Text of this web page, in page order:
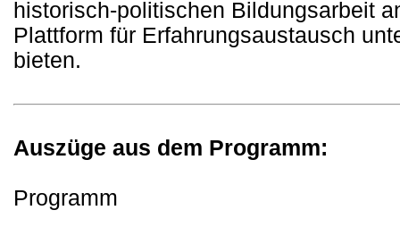
historisch-politischen Bildungsarbeit
Plattform für Erfahrungsaustausch
bieten.
Auszüge aus dem Programm:
Programm